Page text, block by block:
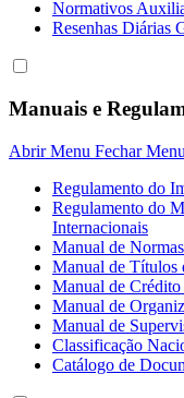
Normativos
Resenhas Diárias
Manuais e
Abrir Menu Fechar Menu
Regulamento do
Regulamento do
Internacionais
Manual de
Manual de Títulos
Manual de Crédito
Manual de
Manual de
Classificação
Catálogo de